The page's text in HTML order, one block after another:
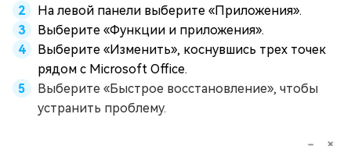
На левой панели выберите «Приложения».
Выберите «Функции и приложения».
Выберите «Изменить», коснувшись трех точек
рядом с Microsoft Office.
Выберите «Быстрое восстановление», чтобы
устранить проблему.